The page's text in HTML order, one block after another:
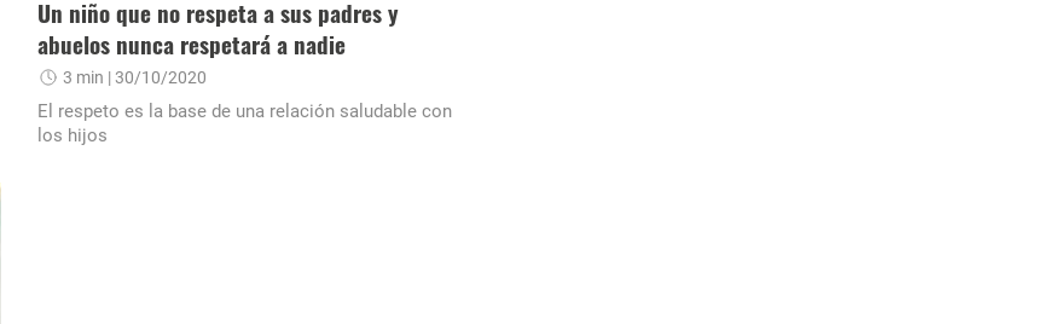
Un niño que no respeta a sus padres y
abuelos nunca respetará a nadie
3 min | 30/10/2020
El respeto es la base de una relación saludable con
los hijos